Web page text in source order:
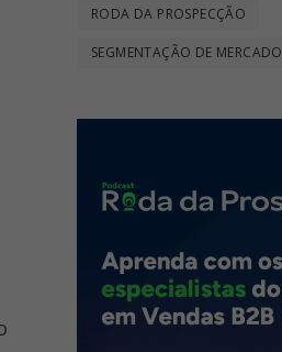
RODA DA PROSPECÇÃO
SEGMENTAÇÃO DE MERCADO